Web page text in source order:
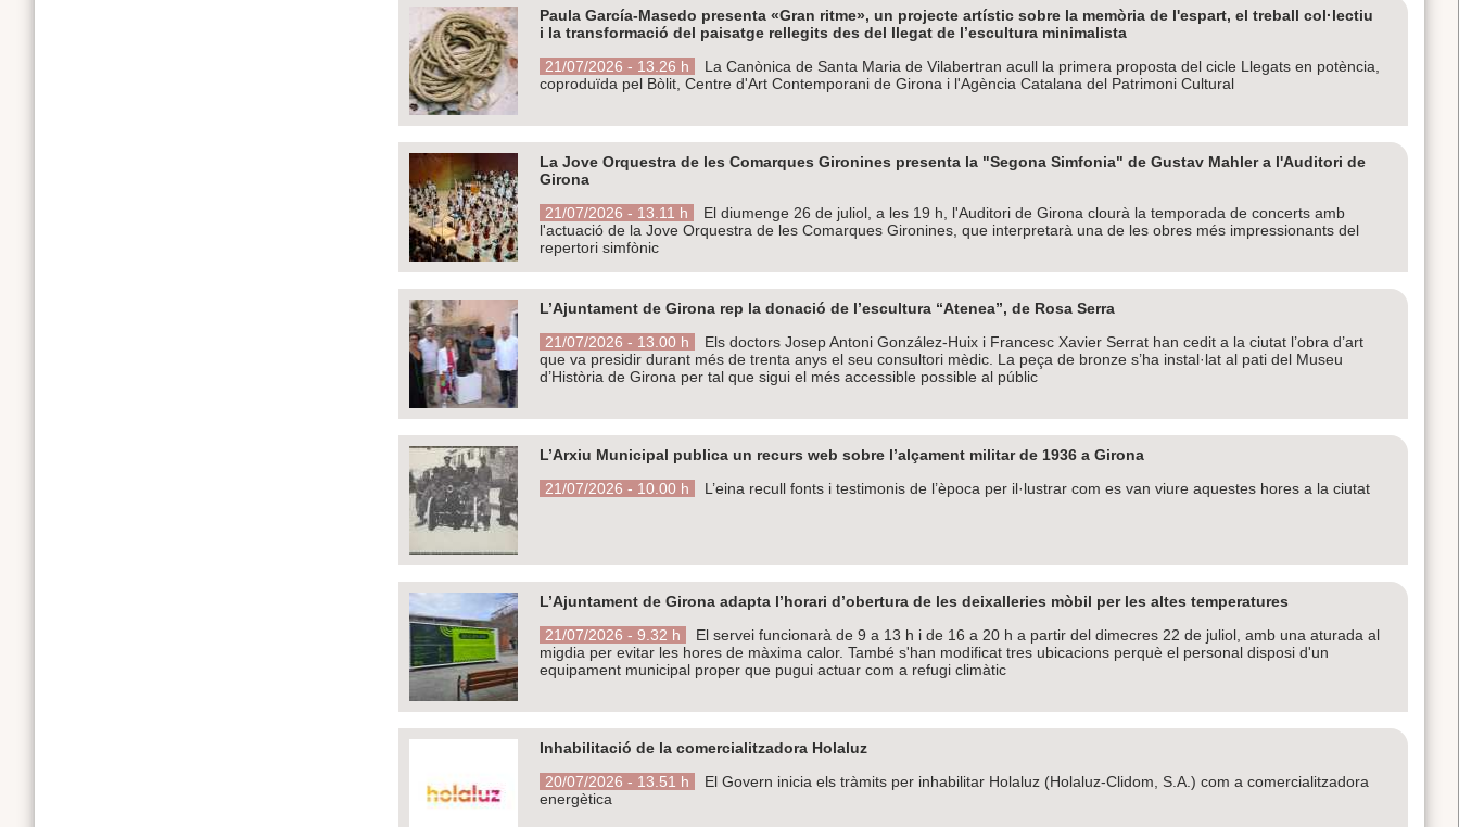
Paula García-Masedo presenta «Gran ritme», un projecte artístic sobre la memòria de l'espart, el treball col·lectiu
i la transformació del paisatge rellegits des del llegat de l’escultura minimalista
21/07/2026 - 13.26 h
La Canònica de Santa Maria de Vilabertran acull la primera proposta del cicle Llegats en potència,
coproduïda pel Bòlit, Centre d'Art Contemporani de Girona i l'Agència Catalana del Patrimoni Cultural
La Jove Orquestra de les Comarques Gironines presenta la "Segona Simfonia" de Gustav Mahler a l'Auditori de
Girona
21/07/2026 - 13.11 h
El diumenge 26 de juliol, a les 19 h, l'Auditori de Girona clourà la temporada de concerts amb
l'actuació de la Jove Orquestra de les Comarques Gironines, que interpretarà una de les obres més impressionants del
repertori simfònic
L’Ajuntament de Girona rep la donació de l’escultura “Atenea”, de Rosa Serra
21/07/2026 - 13.00 h
Els doctors Josep Antoni González-Huix i Francesc Xavier Serrat han cedit a la ciutat l’obra d’art
que va presidir durant més de trenta anys el seu consultori mèdic. La peça de bronze s’ha instal·lat al pati del Museu
d’Història de Girona per tal que sigui el més accessible possible al públic
L’Arxiu Municipal publica un recurs web sobre l’alçament militar de 1936 a Girona
21/07/2026 - 10.00 h
L’eina recull fonts i testimonis de l’època per il·lustrar com es van viure aquestes hores a la ciutat
L’Ajuntament de Girona adapta l’horari d’obertura de les deixalleries mòbil per les altes temperatures
21/07/2026 - 9.32 h
El servei funcionarà de 9 a 13 h i de 16 a 20 h a partir del dimecres 22 de juliol, amb una aturada al
migdia per evitar les hores de màxima calor. També s'han modificat tres ubicacions perquè el personal disposi d'un
equipament municipal proper que pugui actuar com a refugi climàtic
Inhabilitació de la comercialitzadora Holaluz
20/07/2026 - 13.51 h
El Govern inicia els tràmits per inhabilitar Holaluz (Holaluz-Clidom, S.A.) com a comercialitzadora
energètica